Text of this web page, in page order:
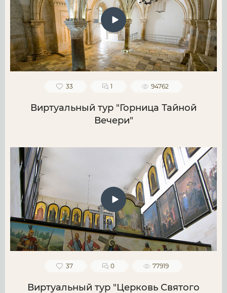
33 1 94762
Виртуальный тур "Горница Тайной
Вечери"
37 0 77919
Виртуальный тур "Церковь Святого